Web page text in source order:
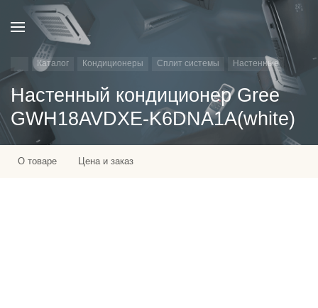
Каталог Кондиционеры Сплит системы Настенные
Настенный кондиционер Gree
GWH18AVDXE-K6DNA1A(white)
О товаре Цена и заказ